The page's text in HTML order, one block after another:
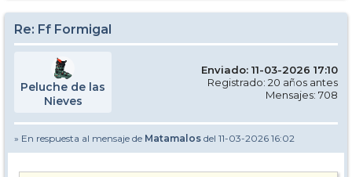
Re: Ff Formigal
Peluche de las
Nieves
Enviado: 11-03-2026 17:10
Registrado: 20 años antes
Mensajes: 708
» En respuesta al mensaje de Matamalos del 11-03-2026 16:02